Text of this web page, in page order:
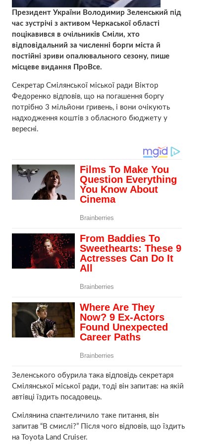
Президент України Володимир Зеленський під
час зустрічі з активом Черкаської області
поцікавився в очільників Сміли, хто
відповідальний за численні борги міста й
постійні зриви опалювального сезону, пише
місцеве видання ПроВсе.
Секретар Смілянської міської ради Віктор
Федоренко відповів, що на погашення боргу
потрібно 3 мільйони гривень, і вони очікують
надходження коштів з обласного бюджету у
вересні.
Зеленського обурила така відповідь секретаря
Смілянської міської ради, тоді він запитав: на якій
автівці їздить посадовець.
Смілянина спантеличило таке питання, він
запитав “В смислі?” Після чого відповів, що їздить
на Toyota Land Cruiser.